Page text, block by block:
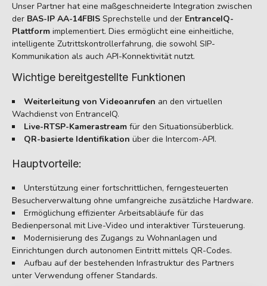
Unser Partner hat eine maßgeschneiderte Integration zwischen
der BAS-IP AA-14FBIS Sprechstelle und der EntranceIQ-
Plattform implementiert. Dies ermöglicht eine einheitliche,
intelligente Zutrittskontrollerfahrung, die sowohl SIP-
Kommunikation als auch API-Konnektivität nutzt.
Wichtige bereitgestellte Funktionen
Weiterleitung von Videoanrufen an den virtuellen
Wachdienst von EntranceIQ.
Live-RTSP-Kamerastream für den Situationsüberblick.
QR-basierte Identifikation über die Intercom-API.
Hauptvorteile:
Unterstützung einer fortschrittlichen, ferngesteuerten
Besucherverwaltung ohne umfangreiche zusätzliche Hardware.
Ermöglichung effizienter Arbeitsabläufe für das
Bedienpersonal mit Live-Video und interaktiver Türsteuerung.
Modernisierung des Zugangs zu Wohnanlagen und
Einrichtungen durch autonomen Eintritt mittels QR-Codes.
Aufbau auf der bestehenden Infrastruktur des Partners
unter Verwendung offener Standards.